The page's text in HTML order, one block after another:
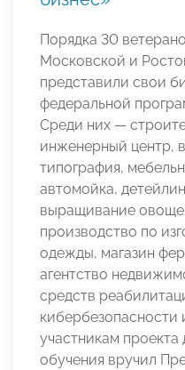
Порядка 30
Московской и
представили свои
федеральной
Среди них —
инженерный центр,
типография,
автомойка,
выращивание
производство по
одежды, магазин
агентство
средств
участникам
обучения вручил